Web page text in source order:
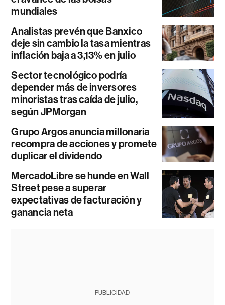
mundiales
Analistas prevén que Banxico
deje sin cambio la tasa mientras
inflación baja a 3,13% en julio
Sector tecnológico podría
depender más de inversores
minoristas tras caída de julio,
según JPMorgan
Grupo Argos anuncia millonaria
recompra de acciones y promete
duplicar el dividendo
MercadoLibre se hunde en Wall
Street pese a superar
expectativas de facturación y
ganancia neta
PUBLICIDAD